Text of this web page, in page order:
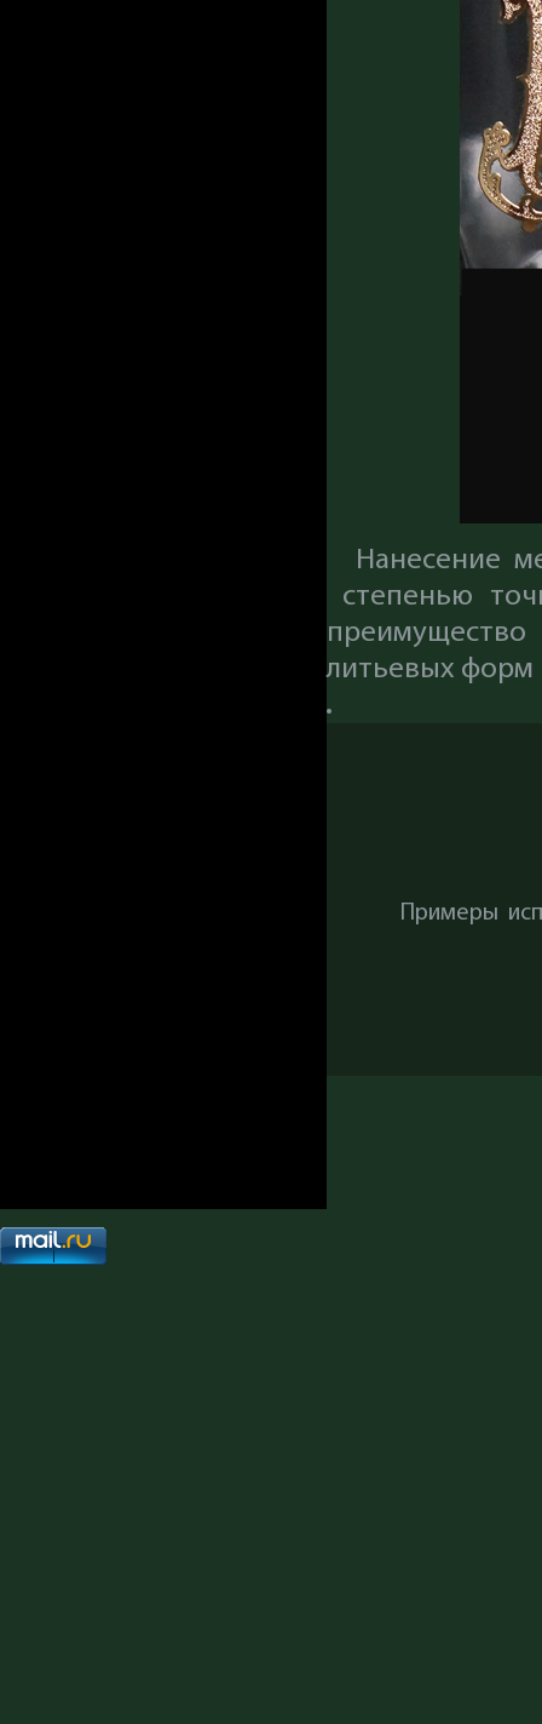
Нанесение
степенью
преимущество
литьевых
Примеры